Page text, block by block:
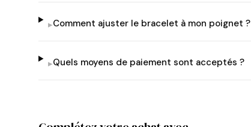
▸Comment ajuster le bracelet à mon poignet ?
▸Quels moyens de paiement sont acceptés ?